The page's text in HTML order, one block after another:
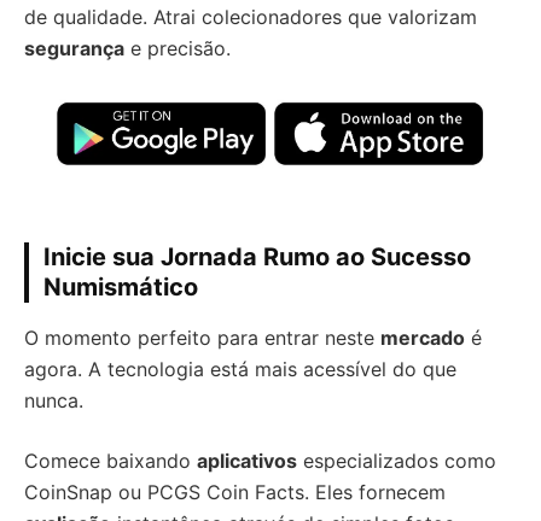
de qualidade. Atrai colecionadores que valorizam
segurança e precisão.
Inicie sua Jornada Rumo ao Sucesso
Numismático
O momento perfeito para entrar neste mercado é
agora. A tecnologia está mais acessível do que
nunca.
Comece baixando aplicativos especializados como
CoinSnap ou PCGS Coin Facts. Eles fornecem